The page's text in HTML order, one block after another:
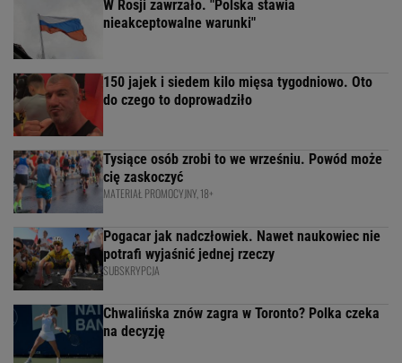
W Rosji zawrzało. "Polska stawia
nieakceptowalne warunki"
150 jajek i siedem kilo mięsa tygodniowo. Oto
do czego to doprowadziło
Tysiące osób zrobi to we wrześniu. Powód może
cię zaskoczyć
MATERIAŁ PROMOCYJNY, 18+
Pogacar jak nadczłowiek. Nawet naukowiec nie
potrafi wyjaśnić jednej rzeczy
SUBSKRYPCJA
Chwalińska znów zagra w Toronto? Polka czeka
na decyzję